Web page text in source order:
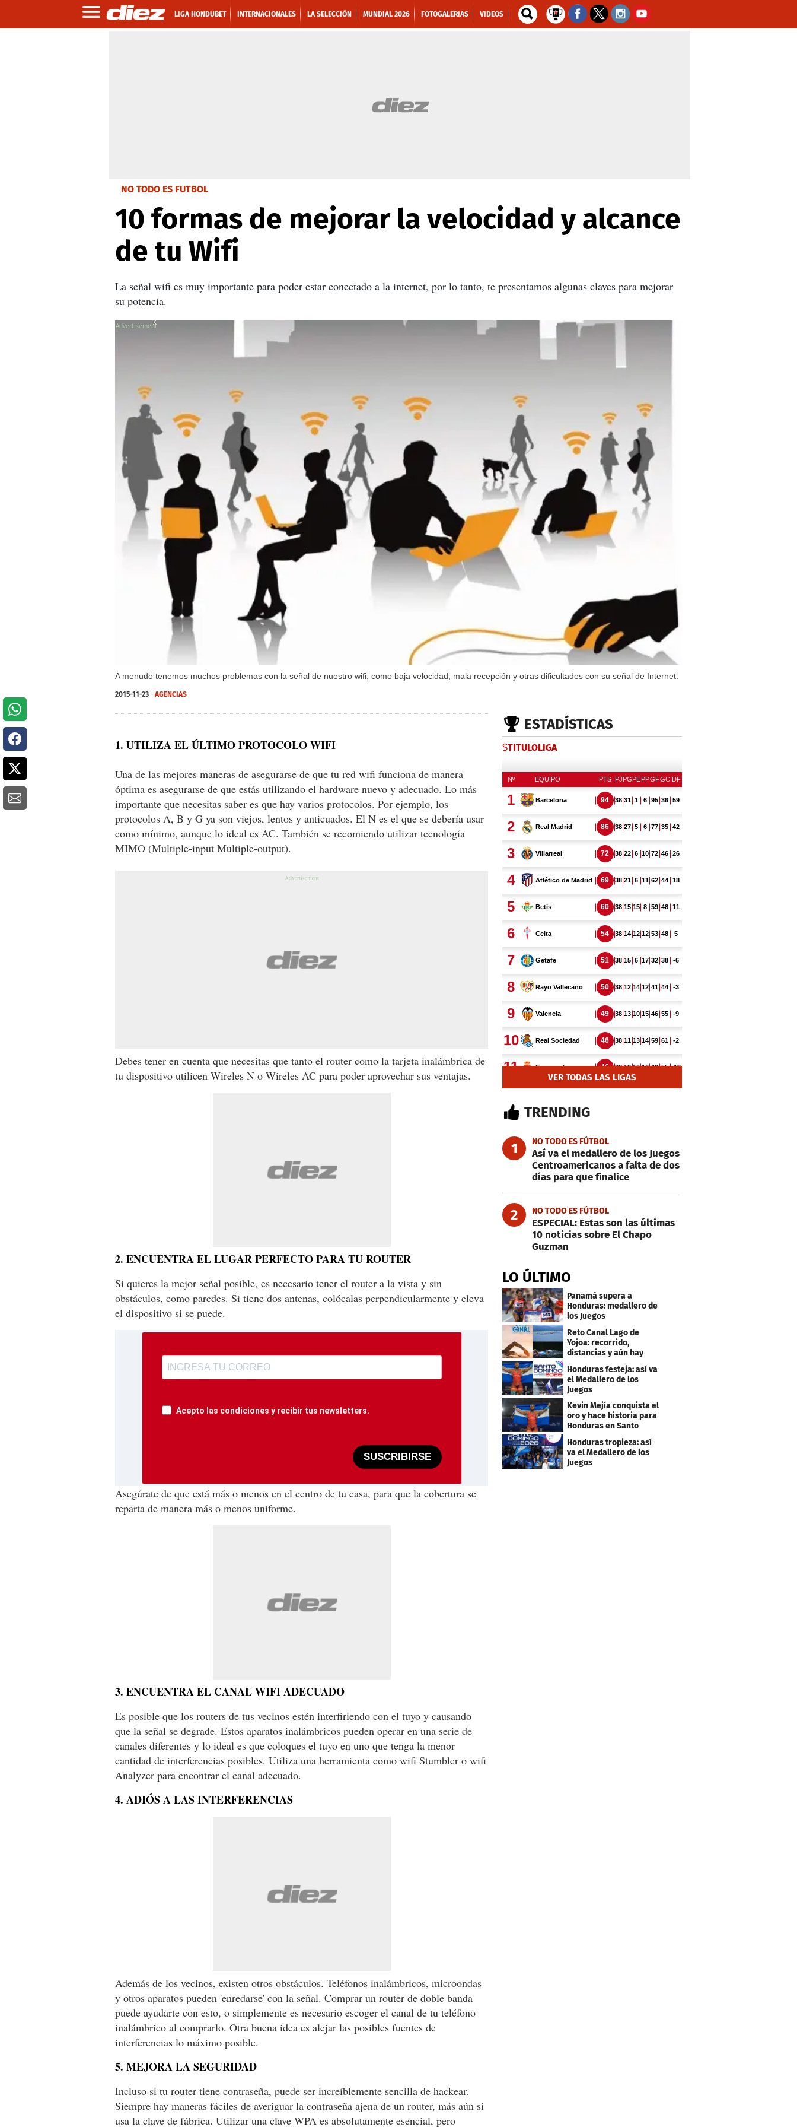
LIGA HONDUBET INTERNACIONALES LA SELECCIÓN MUNDIAL 2026 FOTOGALERIAS VIDEOS
NO TODO ES FUTBOL
10 formas de mejorar la velocidad y alcance
de tu Wifi
La señal wifi es muy importante para poder estar conectado a la internet, por lo tanto, te presentamos algunas claves para mejorar
su potencia.
A menudo tenemos muchos problemas con la señal de nuestro wifi, como baja velocidad, mala recepción y otras dificultades con su señal de Internet.
X
2015-11-23 AGENCIAS
1. UTILIZA EL ÚLTIMO PROTOCOLO WIFI
Una de las mejores maneras de asegurarse de que tu red wifi funciona de manera
óptima es asegurarse de que estás utilizando el hardware nuevo y adecuado. Lo más
importante que necesitas saber es que hay varios protocolos. Por ejemplo, los
protocolos A, B y G ya son viejos, lentos y anticuados. El N es el que se debería usar
como mínimo, aunque lo ideal es AC. También se recomiendo utilizar tecnología
MIMO (Multiple-input Multiple-output).
Debes tener en cuenta que necesitas que tanto el router como la tarjeta inalámbrica de
tu dispositivo utilicen Wireles N o Wireles AC para poder aprovechar sus ventajas.
2. ENCUENTRA EL LUGAR PERFECTO PARA TU ROUTER
Si quieres la mejor señal posible, es necesario tener el router a la vista y sin
obstáculos, como paredes. Si tiene dos antenas, colócalas perpendicularmente y eleva
el dispositivo si se puede.
Acepto las condiciones y recibir tus newsletters.
SUSCRIBIRSE
Asegúrate de que está más o menos en el centro de tu casa, para que la cobertura se
reparta de manera más o menos uniforme.
3. ENCUENTRA EL CANAL WIFI ADECUADO
Es posible que los routers de tus vecinos estén interfiriendo con el tuyo y causando
que la señal se degrade. Estos aparatos inalámbricos pueden operar en una serie de
canales diferentes y lo ideal es que coloques el tuyo en uno que tenga la menor
cantidad de interferencias posibles. Utiliza una herramienta como wifi Stumbler o wifi
Analyzer para encontrar el canal adecuado.
4. ADIÓS A LAS INTERFERENCIAS
Además de los vecinos, existen otros obstáculos. Teléfonos inalámbricos, microondas
y otros aparatos pueden 'enredarse' con la señal. Comprar un router de doble banda
puede ayudarte con esto, o simplemente es necesario escoger el canal de tu teléfono
inalámbrico al comprarlo. Otra buena idea es alejar las posibles fuentes de
interferencias lo máximo posible.
5. MEJORA LA SEGURIDAD
Incluso si tu router tiene contraseña, puede ser increíblemente sencilla de hackear.
Siempre hay maneras fáciles de averiguar la contraseña ajena de un router, más aún si
usa la clave de fábrica. Utilizar una clave WPA es absolutamente esencial, pero
ESTADÍSTICAS
$TITULOLIGA
VER TODAS LAS LIGAS
TRENDING
1 NO TODO ES FÚTBOL
Así va el medallero de los Juegos
Centroamericanos a falta de dos
días para que finalice
2 NO TODO ES FÚTBOL
ESPECIAL: Estas son las últimas
10 noticias sobre El Chapo
Guzman
LO ÚLTIMO
Panamá supera a
Honduras: medallero de
los Juegos
Centroamericanos
Reto Canal Lago de
Yojoa: recorrido,
distancias y aún hay
Honduras festeja: así va
el Medallero de los
Juegos
Centroamericanos y
Caribe 2026
Kevin Mejía conquista el
oro y hace historia para
Honduras en Santo
Honduras tropieza: así
va el Medallero de los
Juegos